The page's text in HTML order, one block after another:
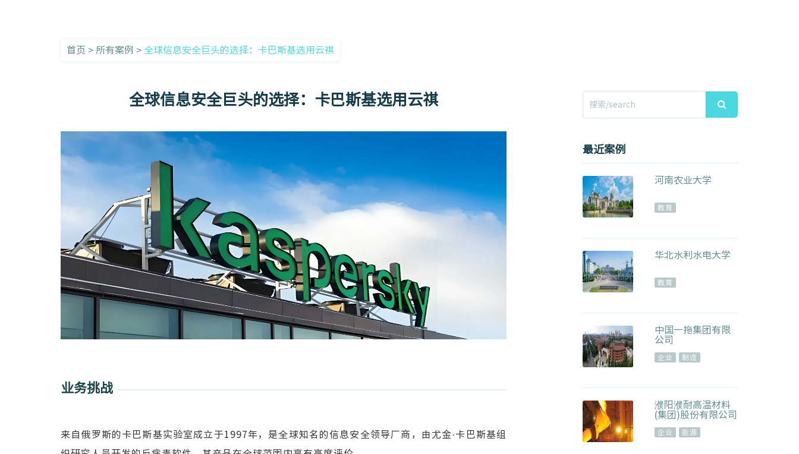
首页 > 所有案例 > 全球信息安全巨头的选择：卡巴斯基选用云祺
全球信息安全巨头的选择：卡巴斯基选用云祺
业务挑战
来自俄罗斯的卡巴斯基实验室成立于1997年，是全球知名的信息安全领导厂商，由尤金·卡巴斯基组
最近案例
河南农业大学
教育
华北水利水电大学
教育
中国一拖集团有限
公司
企业 制造
濮阳濮耐高温材料
(集团)股份有限公司
企业 能源